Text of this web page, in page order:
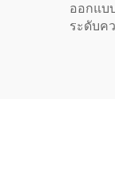
ออกแบ
ระดับค